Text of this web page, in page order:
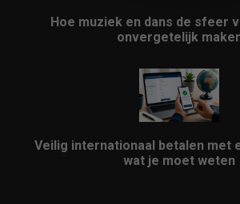
Hoe muziek en dans de sfeer
onvergetelijk
Veilig internationaal betalen met
wat je moet weten